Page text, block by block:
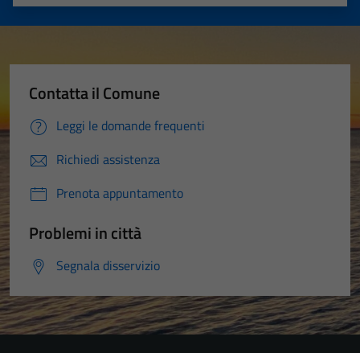
Contatta il Comune
Leggi le domande frequenti
Richiedi assistenza
Prenota appuntamento
Problemi in città
Segnala disservizio